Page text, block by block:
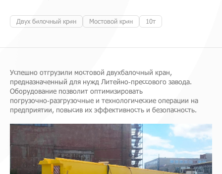
Двух балочный кран Мостовой кран 10т
Успешно отгрузили мостовой двухбалочный кран,
предназначенный для нужд Литейно‑прессового завода.
Оборудование позволит оптимизировать
погрузочно‑разгрузочные и технологические операции на
предприятии, повысив их эффективность и безопасность.